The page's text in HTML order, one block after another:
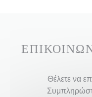
Θέλετε να